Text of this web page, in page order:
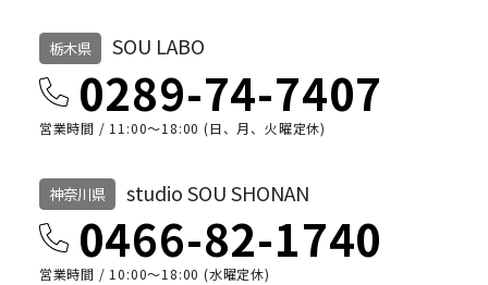
栃木県 SOU LABO
0289-74-7407
営業時間 / 11:00～18:00 (日、月、火曜定休)
神奈川県 studio SOU SHONAN
0466-82-1740
営業時間 / 10:00〜18:00 (水曜定休)